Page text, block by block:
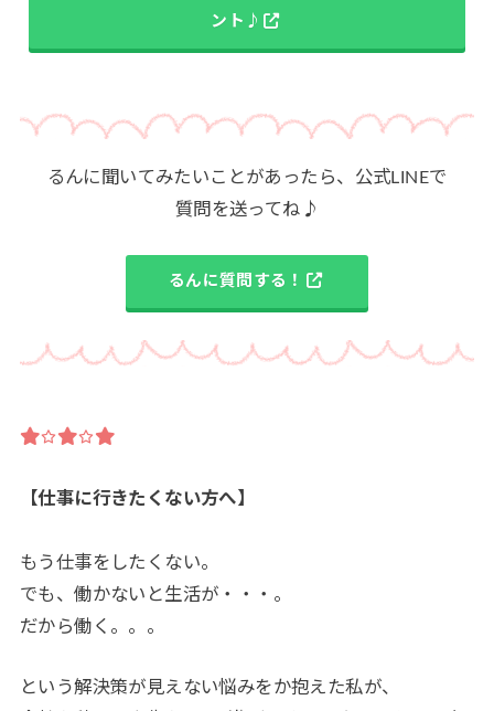
ント♪
るんに聞いてみたいことがあったら、公式LINEで
質問を送ってね♪
るんに質問する！
【仕事に行きたくない方へ】
もう仕事をしたくない。
でも、働かないと生活が・・・。
だから働く。。。
という解決策が見えない悩みをか抱えた私が、